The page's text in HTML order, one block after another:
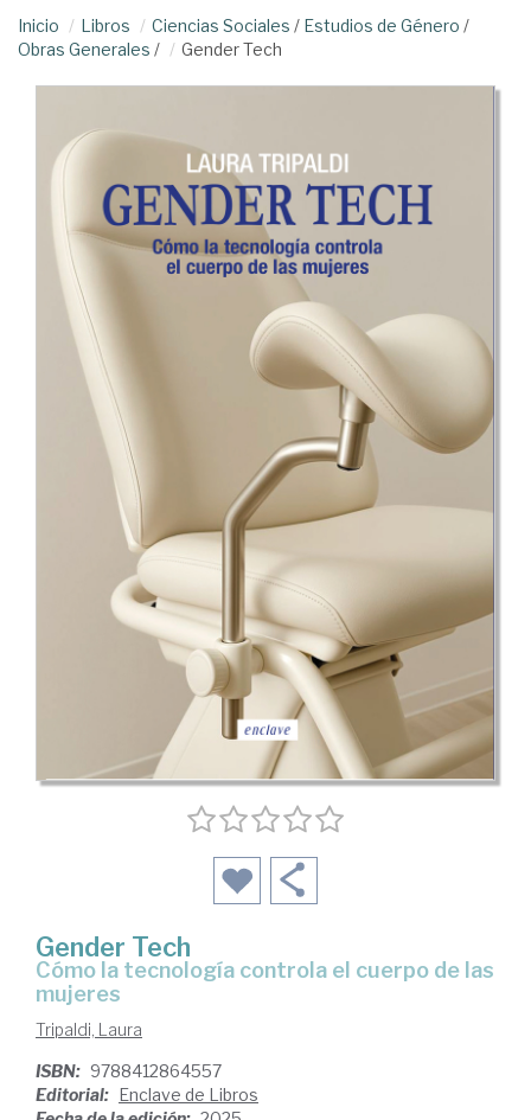
Inicio Libros Ciencias Sociales / Estudios de Género /
Obras Generales / Gender Tech
Gender Tech
Cómo la tecnología controla el cuerpo de las
mujeres
Tripaldi, Laura
ISBN: 9788412864557
Editorial: Enclave de Libros